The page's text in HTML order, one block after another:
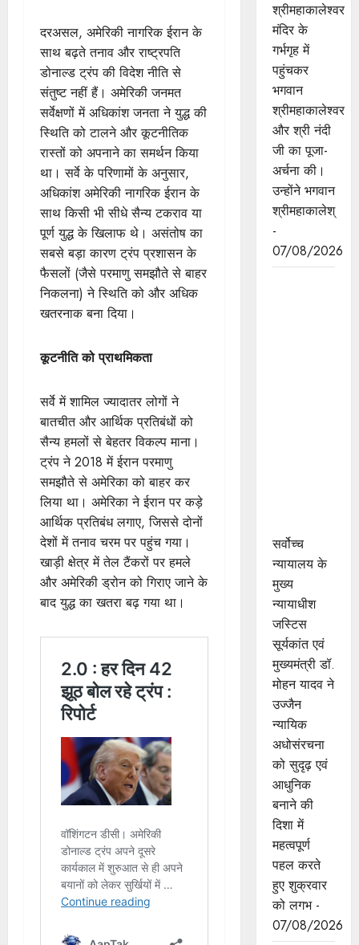
दरअसल, अमेरिकी नागरिक ईरान के
साथ बढ़ते तनाव और राष्ट्रपति
डोनाल्ड ट्रंप की विदेश नीति से
संतुष्ट नहीं हैं। अमेरिकी जनमत
सर्वेक्षणों में अधिकांश जनता ने युद्ध की
स्थिति को टालने और कूटनीतिक
रास्तों को अपनाने का समर्थन किया
था। सर्वे के परिणामों के अनुसार,
अधिकांश अमेरिकी नागरिक ईरान के
साथ किसी भी सीधे सैन्य टकराव या
पूर्ण युद्ध के खिलाफ थे। असंतोष का
सबसे बड़ा कारण ट्रंप प्रशासन के
फैसलों (जैसे परमाणु समझौते से बाहर
निकलना) ने स्थिति को और अधिक
खतरनाक बना दिया।
कूटनीति को प्राथमिकता
सर्वे में शामिल ज्यादातर लोगों ने
बातचीत और आर्थिक प्रतिबंधों को
सैन्य हमलों से बेहतर विकल्प माना।
ट्रंप ने 2018 में ईरान परमाणु
समझौते से अमेरिका को बाहर कर
लिया था। अमेरिका ने ईरान पर कड़े
आर्थिक प्रतिबंध लगाए, जिससे दोनों
देशों में तनाव चरम पर पहुंच गया।
खाड़ी क्षेत्र में तेल टैंकरों पर हमले
और अमेरिकी ड्रोन को गिराए जाने के
बाद युद्ध का खतरा बढ़ गया था।
श्रीमहाकालेश्‍वर
मंदिर के
गर्भगृह में
पहुंचकर
भगवान
श्रीमहाकालेश्‍वर
और श्री नंदी
जी का पूजा-
अर्चना की।
उन्‍होंने भगवान
श्रीमहाकालेश्
-
07/08/2026
सर्वोच्च
न्यायालय के
मुख्‍य
न्‍यायाधीश
जस्टिस
सूर्यकांत एवं
मुख्यमंत्री डॉ.
मोहन यादव ने
उज्जैन
न्यायिक
अधोसंरचना
को सुदृढ़ एवं
आधुनिक
बनाने की
दिशा में
महत्वपूर्ण
पहल करते
हुए शुक्रवार
को लगभ -
07/08/2026